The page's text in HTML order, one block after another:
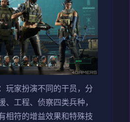
：玩家扮演不同的干员，分
、工程、侦察四类兵种，
相符的增益效果和特殊技